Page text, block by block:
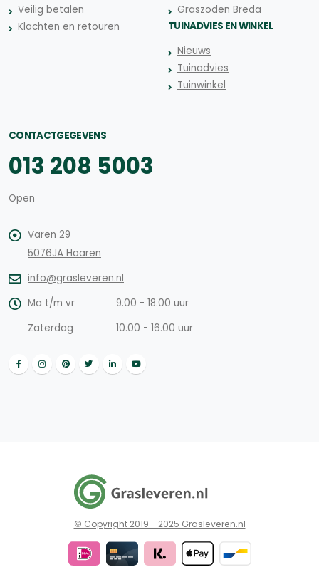
Veilig betalen
Klachten en retouren
Graszoden Breda
TUINADVIES EN WINKEL
Nieuws
Tuinadvies
Tuinwinkel
CONTACTGEGEVENS
013 208 5003
Open
Varen 29
5076JA Haaren
info@grasleveren.nl
Ma t/m vr
9.00 - 18.00 uur
Zaterdag
10.00 - 16.00 uur
© Copyright 2019 - 2025 Grasleveren.nl